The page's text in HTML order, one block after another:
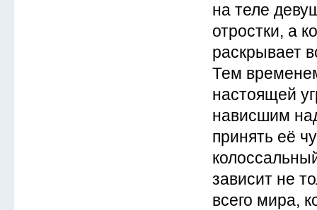
на теле
отростки, а
раскрывает
Тем
настоящей
нависшим
принять её
зависит не
всего мира,